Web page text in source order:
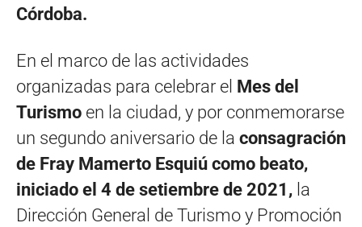
Córdoba.
En el marco de las actividades
organizadas para celebrar el Mes del
Turismo en la ciudad, y por conmemorarse
un segundo aniversario de la consagración
de Fray Mamerto Esquiú como beato,
iniciado el 4 de setiembre de 2021, la
Dirección General de Turismo y Promoción